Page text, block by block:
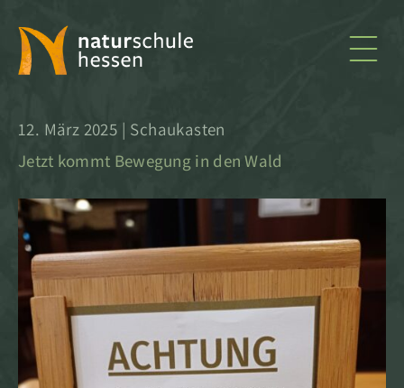
naturschule
hessen
12. März 2025 | Schaukasten
Jetzt kommt Bewegung in den Wald